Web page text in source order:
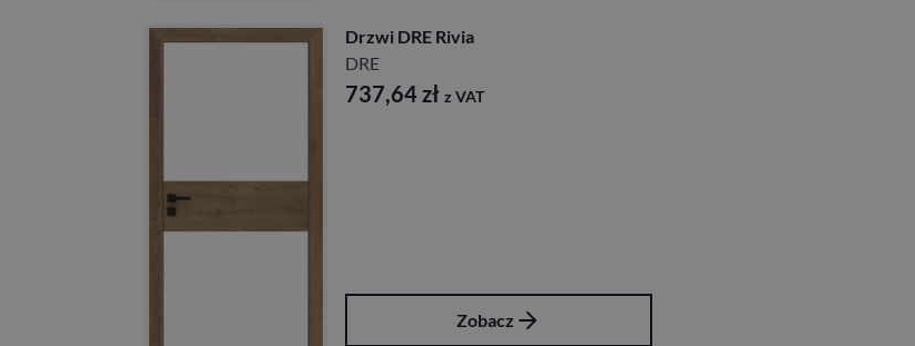
Drzwi DRE Rivia
DRE
737,64zł z VAT
Zobacz